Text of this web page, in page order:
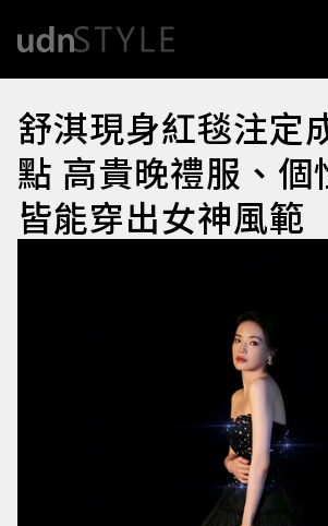
舒淇現身紅毯注定
點 高貴晚禮服、個
皆能穿出女神風範